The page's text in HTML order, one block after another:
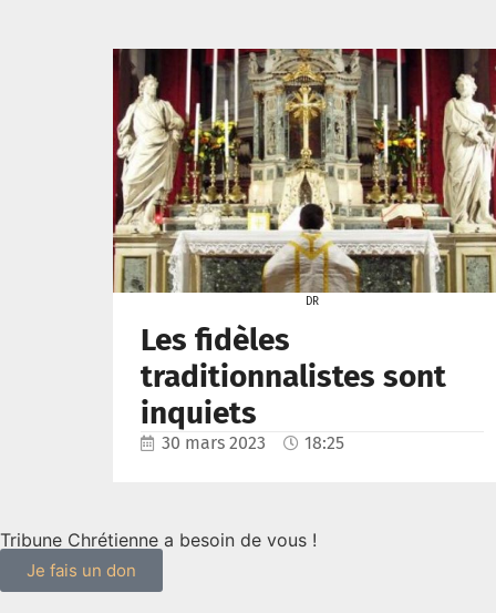
DR
Les fidèles
traditionnalistes sont
inquiets
30 mars 2023 18:25
Tribune Chrétienne a besoin de vous !
Je fais un don